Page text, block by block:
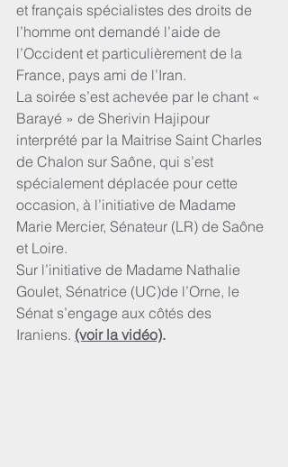
et français spécialistes des droits de
l’homme ont demandé l’aide de
l’Occident et particulièrement de la
France, pays ami de l’Iran.
La soirée s’est achevée par le chant «
Barayé » de Sherivin Hajipour
interprété par la Maitrise Saint Charles
de Chalon sur Saône, qui s’est
spécialement déplacée pour cette
occasion, à l’initiative de Madame
Marie Mercier, Sénateur (LR) de Saône
et Loire.
Sur l’initiative de Madame Nathalie
Goulet, Sénatrice (UC)de l’Orne, le
Sénat s’engage aux côtés des
Iraniens. (voir la vidéo).